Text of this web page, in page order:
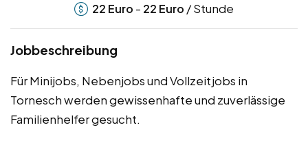
22 Euro - 22 Euro / Stunde
Jobbeschreibung
Für Minijobs, Nebenjobs und Vollzeitjobs in
Tornesch werden gewissenhafte und zuverlässige
Familienhelfer gesucht.